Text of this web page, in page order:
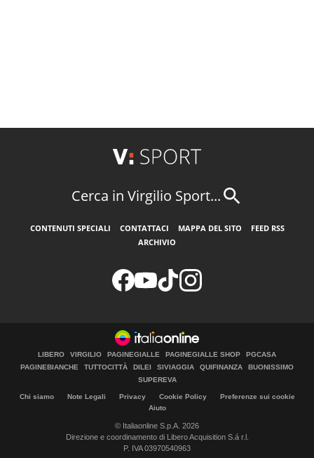
Cerca in Virgilio Sport...
CONTENUTI SPECIALI CONTATTACI MAPPA DEL SITO
FEED RSS
ARCHIVIO
LIBERO VIRGILIO PAGINEGIALLE PAGINEGIALLE SHOP
PGCASA
PAGINEBIANCHE
TUTTOCITTÀ DILEI SIVIAGGIA QUIFINANZA
BUONISSIMO
SUPEREVA
Chi siamo Note Legali Privacy Cookie Policy
Preferenze sui cookie
Aiuto
© Italiaonline S.p.A. 2026
Direzione e coordinamento di Libero Acquisition S.á r.l.
P. IVA 03970540963